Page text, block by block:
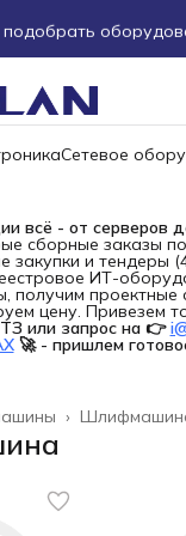
наладочные
запрос на e-mail
Сетевое
всё - от серверов
сборные заказы
закупки и тендеры
ИТ-
получим проектные
цену. Привезем
или запрос на 👉
🚀 - пришлем
›
и ремонт